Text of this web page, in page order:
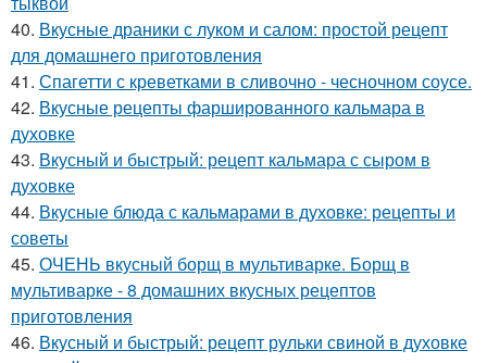
40. Вкусные драники с луком и салом: простой рецепт
для домашнего приготовления
41. Спагетти с креветками в сливочно - чесночном соусе.
42. Вкусные рецепты фаршированного кальмара в
духовке
43. Вкусный и быстрый: рецепт кальмара с сыром в
духовке
44. Вкусные блюда с кальмарами в духовке: рецепты и
советы
45. ОЧЕНЬ вкусный борщ в мультиварке. Борщ в
мультиварке - 8 домашних вкусных рецептов
приготовления
46. Вкусный и быстрый: рецепт рульки свиной в духовке